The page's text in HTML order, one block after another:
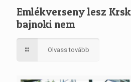
Emlékverseny lesz
bajnoki nem
Olvass tovább